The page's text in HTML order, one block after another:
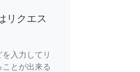
リクエス
入力してリ
とが出来る